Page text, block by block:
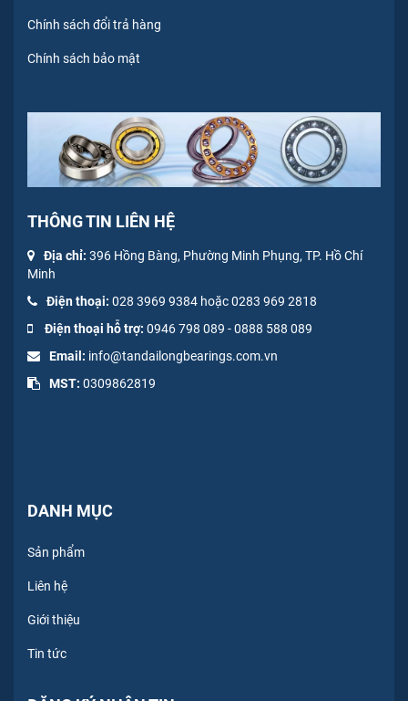
Chính sách đổi trả hàng
Chính sách bảo mật
THÔNG TIN LIÊN HỆ
Địa chỉ: 396 Hồng Bàng, Phường Minh Phụng, TP. Hồ Chí
Minh
Điện thoại: 028 3969 9384 hoặc 0283 969 2818
Điện thoại hỗ trợ: 0946 798 089 -0888 588 089
Email: info@tandailongbearings.com.vn
MST: 0309862819
DANH MỤC
Sản phẩm
Liên hệ
Giới thiệu
Tin tức